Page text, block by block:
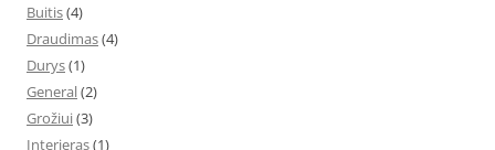
Buitis(4)
Draudimas(4)
Durys(1)
General(2)
Grožiui(3)
Interjeras(1)